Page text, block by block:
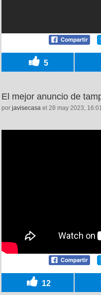
5
El mejor anuncio de
por javisecasa el 28 may 2023,
12